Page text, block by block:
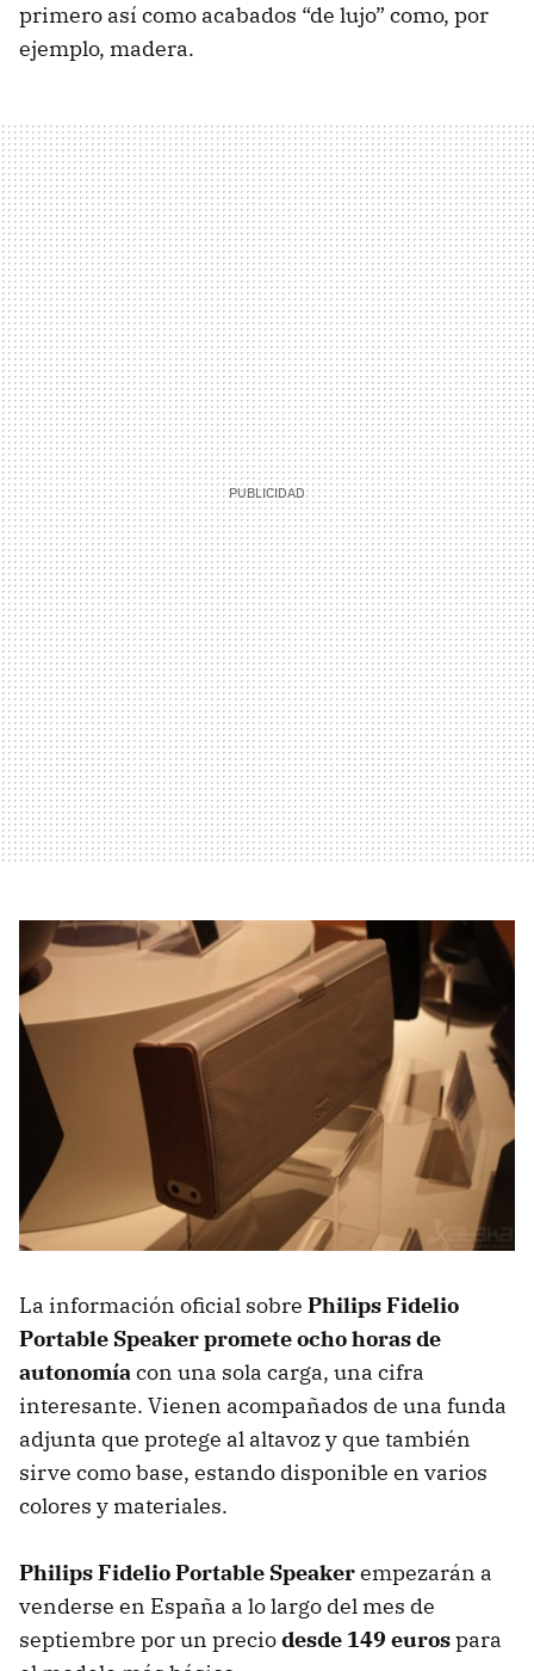
primero así como acabados “de lujo” como, por
ejemplo, madera.
La información oficial sobre Philips Fidelio
Portable Speaker promete ocho horas de
autonomíacon una sola carga, una cifra
interesante. Vienen acompañados de una funda
adjunta que protege al altavoz y que también
sirve como base, estando disponible en varios
colores y materiales.
Philips Fidelio Portable Speakerempezarán a
venderse en España a lo largo del mes de
septiembre por un preciodesde 149 eurospara